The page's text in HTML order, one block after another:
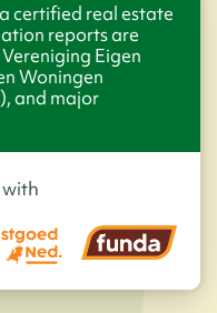
certified real estate
reports are
Eigen
Woningen
and major